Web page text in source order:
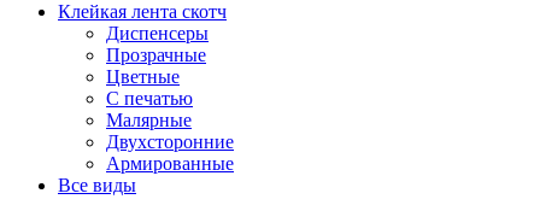
Клейкая лента скотч
Диспенсеры
Прозрачные
Цветные
С печатью
Малярные
Двухсторонние
Армированные
Все виды